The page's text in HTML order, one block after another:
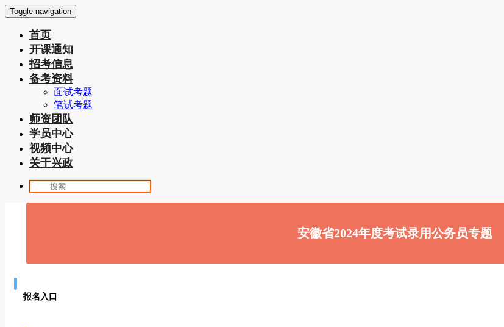
Toggle navigation
首页
开课通知
招考信息
备考资料
面试考题
笔试考题
师资团队
学员中心
视频中心
关于兴政
安徽省2024年度考试录用公务员专题
报名入口